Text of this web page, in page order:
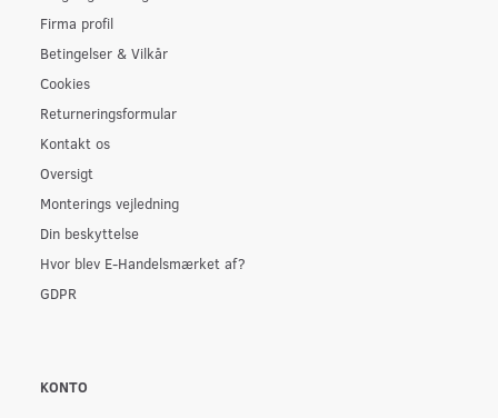
Firma profil
Betingelser & Vilkår
Cookies
Returneringsformular
Kontakt os
Oversigt
Monterings vejledning
Din beskyttelse
Hvor blev E-Handelsmærket af?
GDPR
KONTO